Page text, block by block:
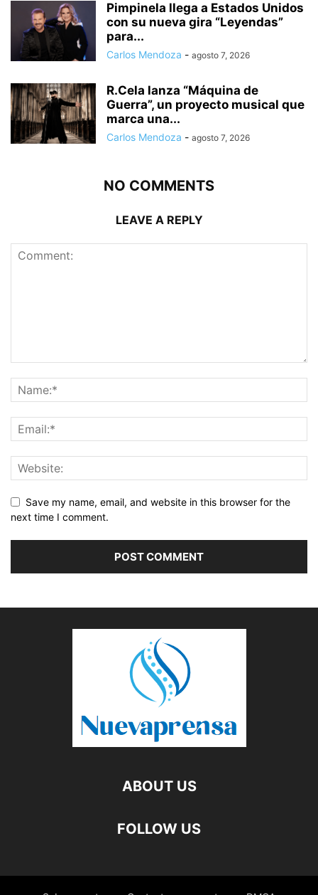
Pimpinela llega a Estados Unidos
con su nueva gira “Leyendas”
para...
Carlos Mendoza - agosto 7, 2026
R.Cela lanza “Máquina de
Guerra”, un proyecto musical que
marca una...
Carlos Mendoza - agosto 7, 2026
NO COMMENTS
LEAVE A REPLY
Save my name, email, and website in this browser for the
next time I comment.
ABOUT US
FOLLOW US